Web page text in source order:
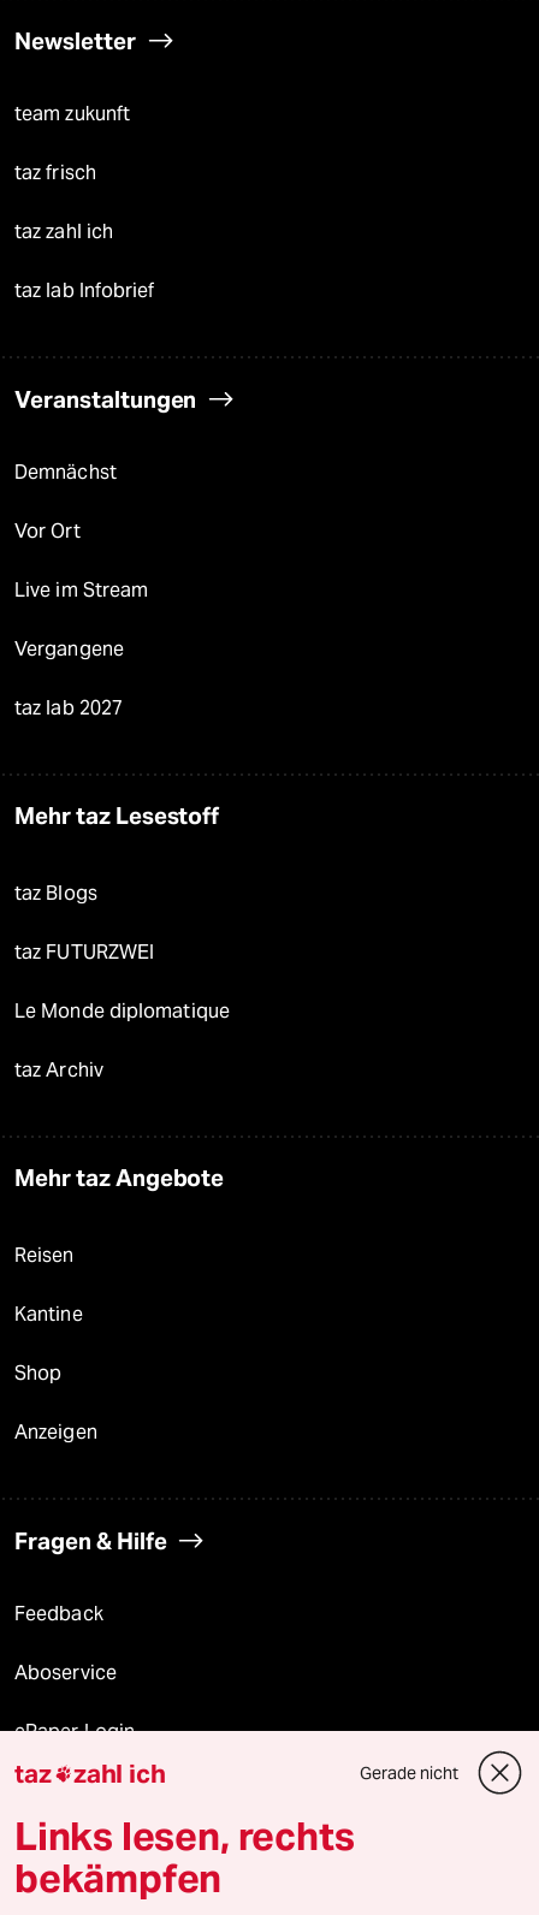
Newsletter
team zukunft
taz frisch
taz zahl ich
taz lab Infobrief
Veranstaltungen
Demnächst
Vor Ort
Live im Stream
Vergangene
taz lab 2027
Mehr taz Lesestoff
taz Blogs
taz FUTURZWEI
Le Monde diplomatique
taz Archiv
Mehr taz Angebote
Reisen
Kantine
Shop
Anzeigen
Fragen & Hilfe
Feedback
Aboservice
ePaper Login
Downloads für Abonnierende
© 2026 taz Verlags und Vertriebs GmbH
taz zahl ich Gerade nicht
Links lesen, rechts
bekämpfen